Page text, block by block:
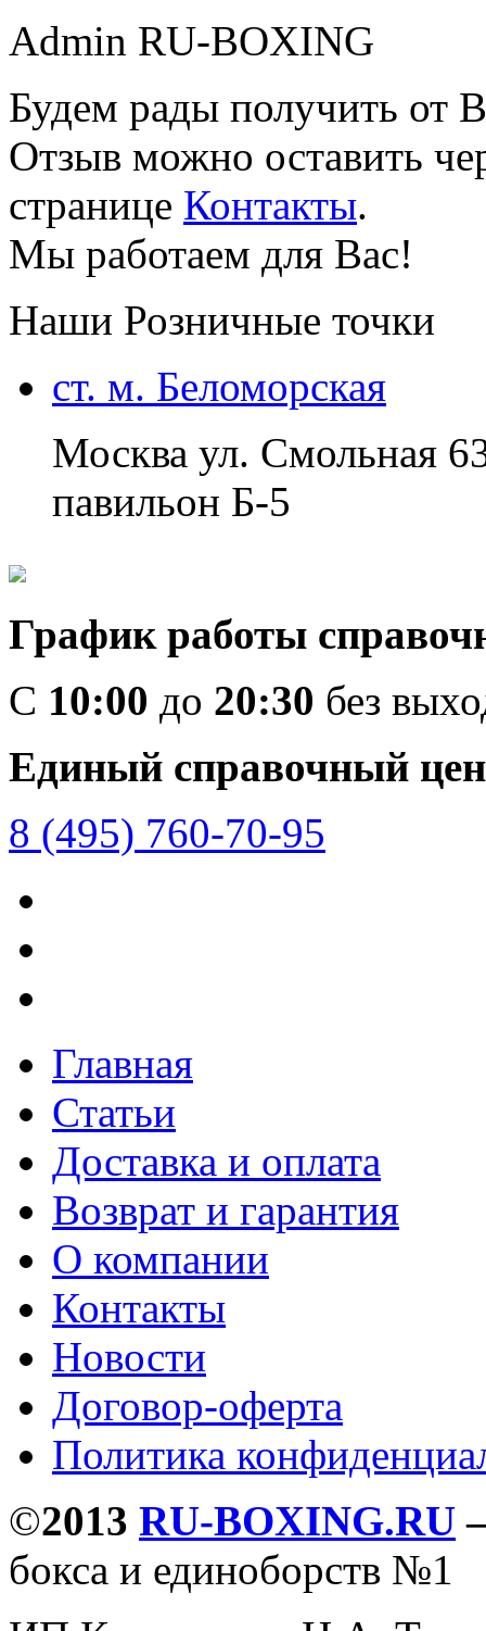
Admin RU-BOXING
Будем рады получить от
Отзыв можно оставить
странице Контакты.
Мы работаем для Вас!
Наши Розничные точки
ст. м. Беломорская
Москва ул. Смольная
павильон Б-5
График работы
C 10:00 до 20:30 без
Единый справочный
8 (495) 760-70-95
Главная
Статьи
Доставка и оплата
Возврат и гарантия
О компании
Контакты
Новости
Договор-оферта
Политика
©2013 RU-BOXING.RU
бокса и единоборств №1